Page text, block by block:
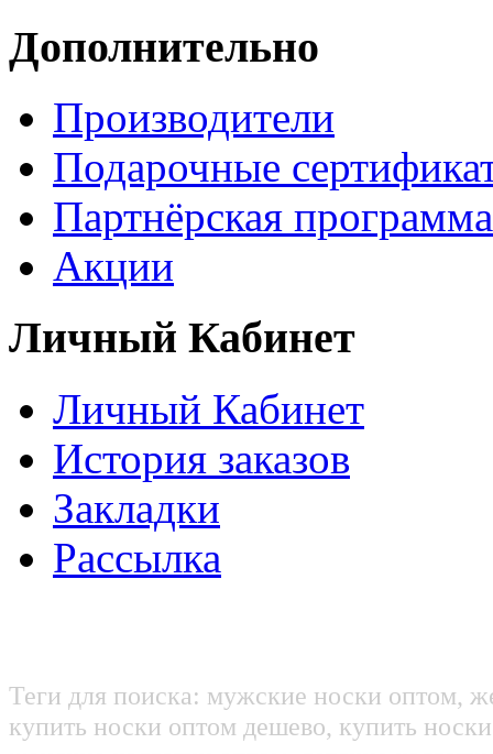
Дополнительно
Производители
Подарочные
Партнёрская программа
Акции
Личный Кабинет
Личный Кабинет
История заказов
Закладки
Рассылка
Теги для поиска: мужские носки оптом,
купить носки оптом дешево, купить